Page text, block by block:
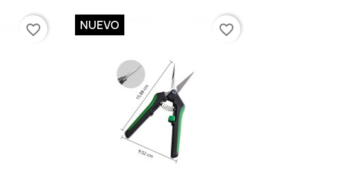
favorite_border NUEVO favorite_border